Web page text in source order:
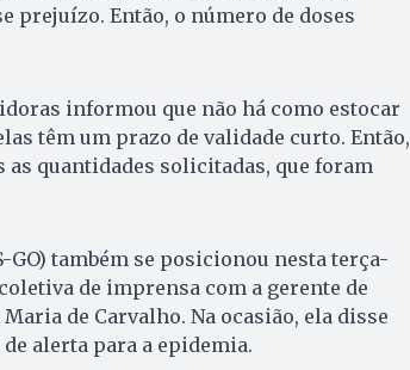
prejuízo. Então, o número de doses
informou que não há como estocar
têm um prazo de validade curto. Então,
quantidades solicitadas, que foram
GO) também se posicionou nesta terça-
de imprensa com a gerente de
de Carvalho. Na ocasião, ela disse
alerta para a epidemia.